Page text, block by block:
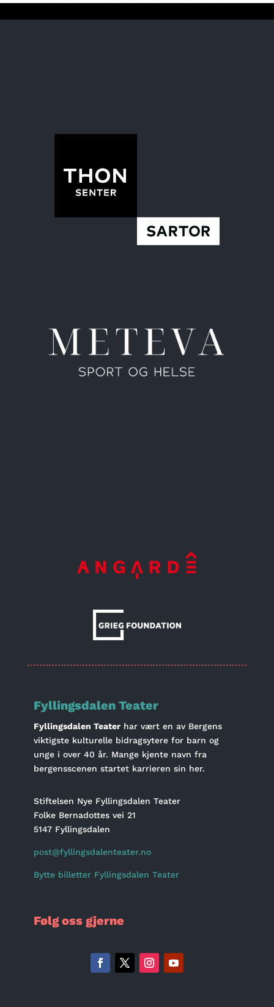
Fyllingsdalen Teater
Fyllingsdalen Teaterhar vært en av Bergens
viktigste kulturelle bidragsytere for barn og
unge i over 40 år. Mange kjente navn fra
bergensscenen startet karrieren sin her.
Stiftelsen Nye Fyllingsdalen Teater
Folke Bernadottes vei 21
5147 Fyllingsdalen
post@fyllingsdalenteater.no
Bytte billetter Fyllingsdalen Teater
Følg oss gjerne